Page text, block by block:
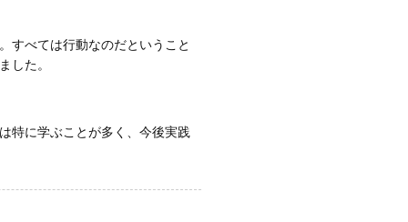
すべては行動なのだということ
した。
特に学ぶことが多く、今後実践